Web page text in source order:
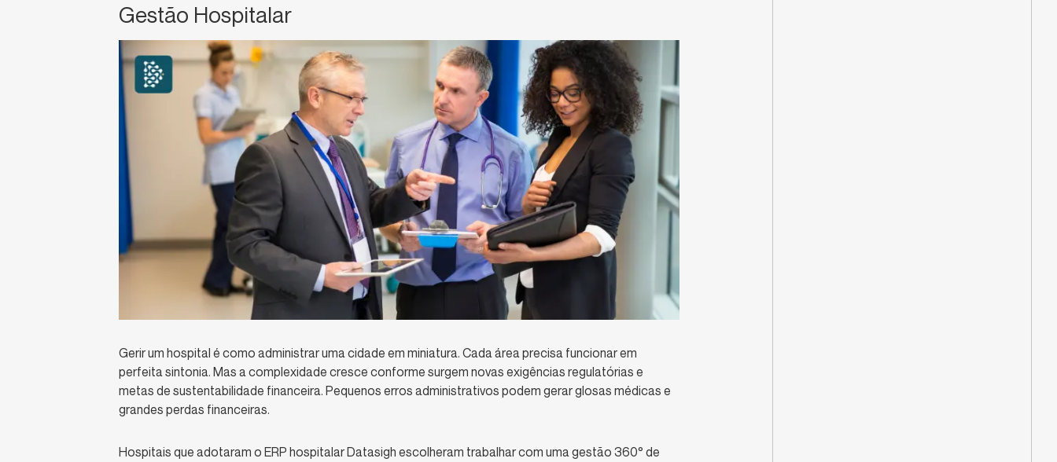
Gestão Hospitalar
Gerir um hospital é como administrar uma cidade em miniatura. Cada área precisa funcionar em
perfeita sintonia. Mas a complexidade cresce conforme surgem novas exigências regulatórias e
metas de sustentabilidade financeira. Pequenos erros administrativos podem gerar glosas médicas e
grandes perdas financeiras.
Hospitais que adotaram o ERP hospitalar Datasigh escolheram trabalhar com uma gestão 360° de